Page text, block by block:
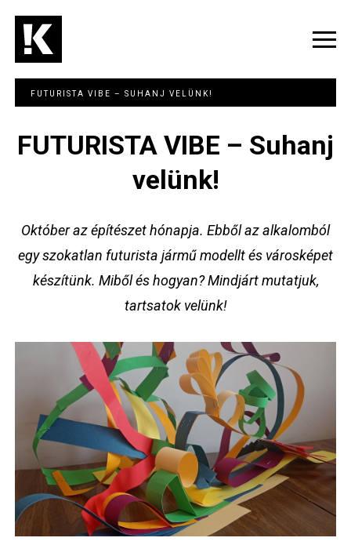
tartalomra
FUTURISTA VIBE – SUHANJ VELÜNK!
FUTURISTA VIBE – Suhanj
velünk!
Október az építészet hónapja. Ebből az alkalomból
egy szokatlan futurista jármű modellt és városképet
készítünk. Miből és hogyan? Mindjárt mutatjuk,
tartsatok velünk!